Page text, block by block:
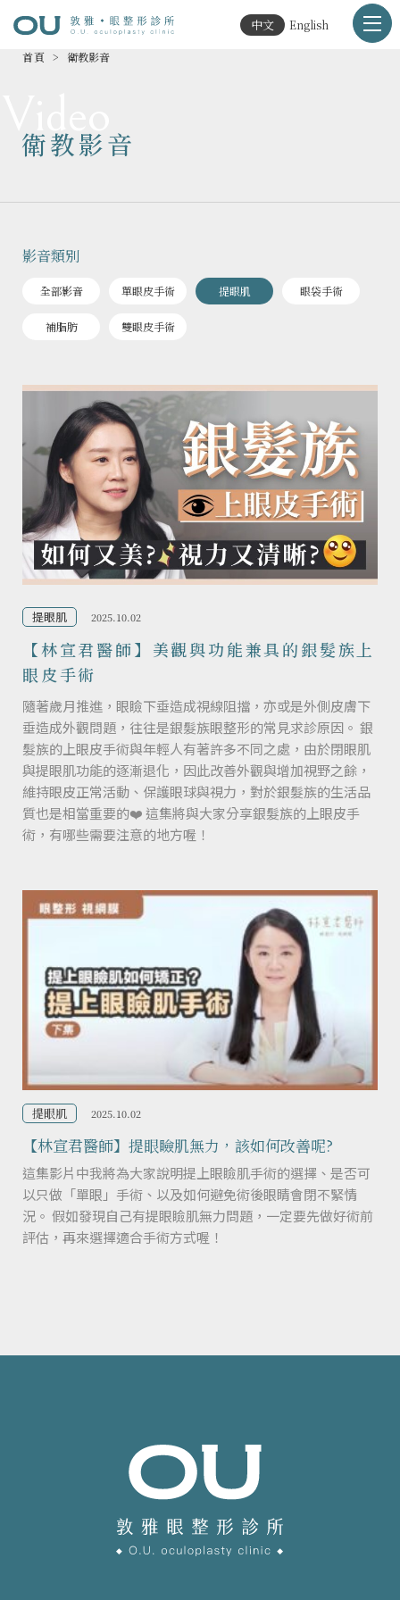
中文 English
首頁 衛教影音
衛教影音
影音類別
全部影音 單眼皮手術 提眼肌 眼袋手術
補脂肪 雙眼皮手術
提眼肌 2025.10.02
【林宣君醫師】美觀與功能兼具的銀髮族上
眼皮手術
隨著歲月推進，眼瞼下垂造成視線阻擋，亦或是外側皮膚下
垂造成外觀問題，往往是銀髮族眼整形的常見求診原因。 銀
髮族的上眼皮手術與年輕人有著許多不同之處，由於閉眼肌
與提眼肌功能的逐漸退化，因此改善外觀與增加視野之餘，
維持眼皮正常活動、保護眼球與視力，對於銀髮族的生活品
質也是相當重要的❤️ 這集將與大家分享銀髮族的上眼皮手
術，有哪些需要注意的地方喔！
提眼肌 2025.10.02
【林宣君醫師】提眼瞼肌無力，該如何改善呢?
這集影片中我將為大家說明提上眼瞼肌手術的選擇、是否可
以只做「單眼」手術、以及如何避免術後眼睛會閉不緊情
況。 假如發現自己有提眼瞼肌無力問題，一定要先做好術前
評估，再來選擇適合手術方式喔！